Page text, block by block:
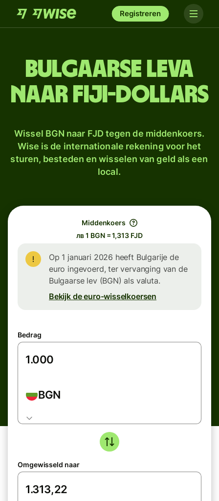
Registreren
Bulgaarse leva
naar Fiji-dollars
Wissel BGN naar FJD tegen de middenkoers.
Wise is de internationale rekening voor het
sturen, besteden en wisselen van geld als een
local.
Middenkoers
лв 1 BGN = 1,313 FJD
Op 1 januari 2026 heeft Bulgarije de
euro ingevoerd, ter vervanging van de
Bulgaarse lev (BGN) als valuta.
Bekijk de euro-wisselkoersen
Bedrag
BGN
Omgewisseld naar